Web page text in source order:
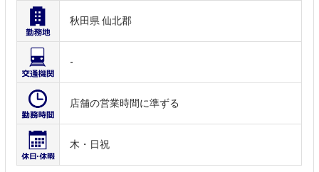
秋田県 仙北郡
-
店舗の営業時間に準ずる
木・日祝